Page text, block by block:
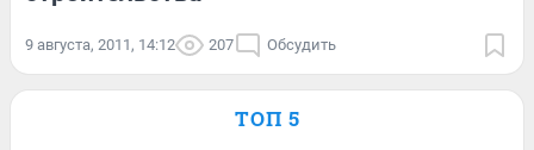
9 августа, 2011, 14:12 207 Обсудить
ТОП 5